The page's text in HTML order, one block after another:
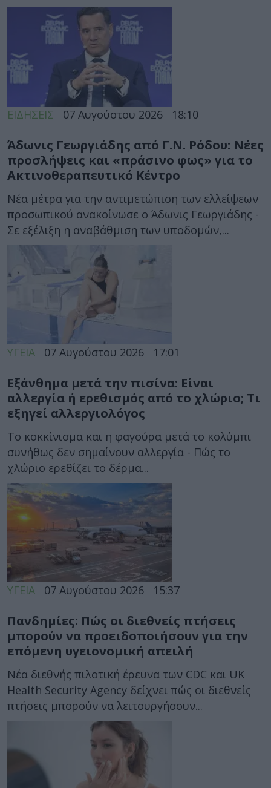
ΕΙΔΗΣΕΙΣ 07 Αυγούστου 2026 18:10
Άδωνις Γεωργιάδης από Γ.Ν. Ρόδου: Νέες
προσλήψεις και «πράσινο φως» για το
Ακτινοθεραπευτικό Κέντρο
Νέα μέτρα για την αντιμετώπιση των ελλείψεων
προσωπικού ανακοίνωσε ο Άδωνις Γεωργιάδης -
Σε εξέλιξη η αναβάθμιση των υποδομών,...
ΥΓΕΙΑ 07 Αυγούστου 2026 17:01
Εξάνθημα μετά την πισίνα: Είναι
αλλεργία ή ερεθισμός από το χλώριο; Τι
εξηγεί αλλεργιολόγος
Το κοκκίνισμα και η φαγούρα μετά το κολύμπι
συνήθως δεν σημαίνουν αλλεργία - Πώς το
χλώριο ερεθίζει το δέρμα...
ΥΓΕΙΑ 07 Αυγούστου 2026 15:37
Πανδημίες: Πώς οι διεθνείς πτήσεις
μπορούν να προειδοποιήσουν για την
επόμενη υγειονομική απειλή
Νέα διεθνής πιλοτική έρευνα των CDC και UK
Health Security Agency δείχνει πώς οι διεθνείς
πτήσεις μπορούν να λειτουργήσουν...